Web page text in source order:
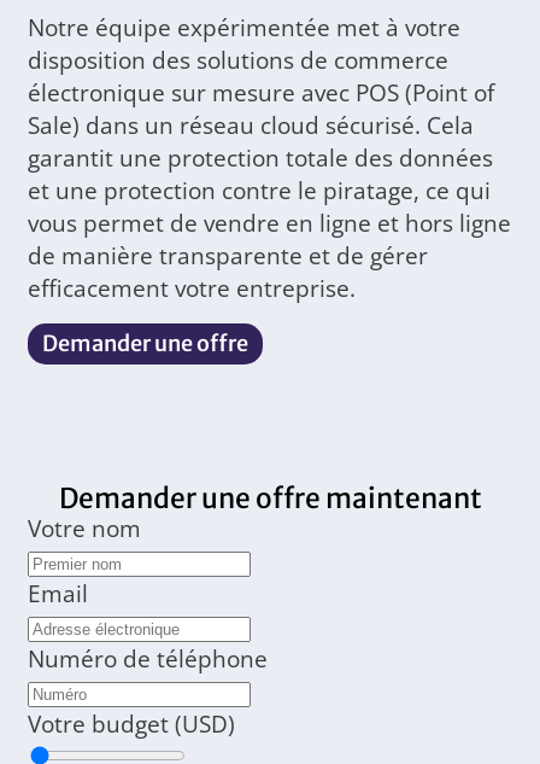
Notre équipe expérimentée met à votre
disposition des solutions de commerce
électronique sur mesure avec POS (Point of
Sale) dans un réseau cloud sécurisé. Cela
garantit une protection totale des données
et une protection contre le piratage, ce qui
vous permet de vendre en ligne et hors ligne
de manière transparente et de gérer
efficacement votre entreprise.
Demander une offre
Demander une offre maintenant
Votre nom
Email
Numéro de téléphone
Votre budget (USD)